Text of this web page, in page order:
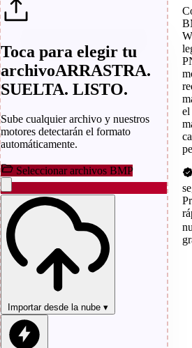
Toca para elegir tu
archivoARRASTRA.
SUELTA. LISTO.
Sube cualquier archivo y nuestros
motores detectarán el formato
automáticamente.
Seleccionar archivos BMP
Importar desde la nube ▾
el